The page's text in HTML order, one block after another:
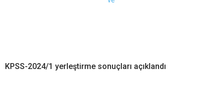
KPSS-2024/1 yerleştirme sonuçları açıklandı